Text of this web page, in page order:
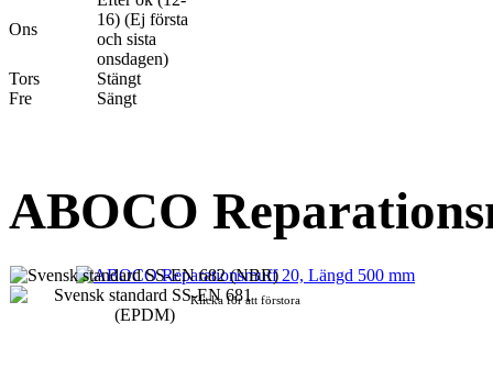
Ons
16) (Ej första
och sista
onsdagen)
Tors
Stängt
Fre
Sängt
ABOCO
Klicka för att förstora